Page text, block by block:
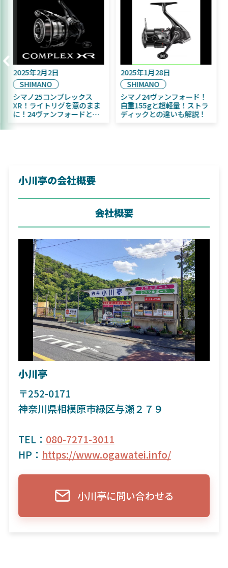
2025年9月16日
DAIWA
2025年11月発売予定！
DAIWA ふく魚／ちびふく魚
はビッグベイト初心者にお
2025年2月2日
SHIMANO
シマノ25コンプレックス
XR！ライトリグを意のまま
に！24ヴァンフォードとの
小川亭の会社概要
会社概要
小川亭
〒252-0171
神奈川県相模原市緑区与瀬２７９
TEL： 080-7271-3011
HP： https://www.ogawatei.info/
小川亭に問い合わせる